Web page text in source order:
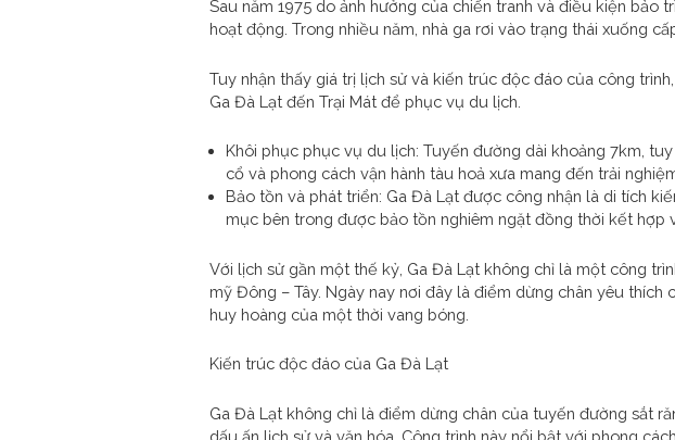
Sau năm 1975 do ảnh hưởng của chiến tranh và điều kiện bảo
hoạt động. Trong nhiều năm, nhà ga rơi vào trạng thái xuống
Tuy nhận thấy giá trị lịch sử và kiến trúc độc đáo của công
Ga Đà Lạt đến Trại Mát để phục vụ du lịch.
Khôi phục phục vụ du lịch: Tuyến đường dài khoảng 7km,
cổ và phong cách vận hành tàu hoả xưa mang đến trải
Bảo tồn và phát triển: Ga Đà Lạt được công nhận là di tích
mục bên trong được bảo tồn nghiêm ngặt đồng thời kết hợp
Với lịch sử gần một thế kỷ, Ga Đà Lạt không chỉ là một công
mỹ Đông – Tây. Ngày nay nơi đây là điểm dừng chân yêu
huy hoàng của một thời vang bóng.
Kiến trúc độc đáo của Ga Đà Lạt
Ga Đà Lạt không chỉ là điểm dừng chân của tuyến đường sắt
dấu ấn lịch sử và văn hóa. Công trình này nổi bật với phong